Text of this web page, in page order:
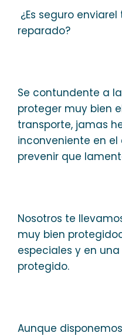
¿Es seguro
reparado?
Se contundente a
proteger muy bien
transporte, jamas
inconveniente en el
prevenir que
Nosotros te
muy bien
especiales y en
protegido.
Aunque